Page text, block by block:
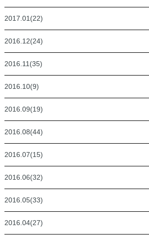
2017.01(22)
2016.12(24)
2016.11(35)
2016.10(9)
2016.09(19)
2016.08(44)
2016.07(15)
2016.06(32)
2016.05(33)
2016.04(27)